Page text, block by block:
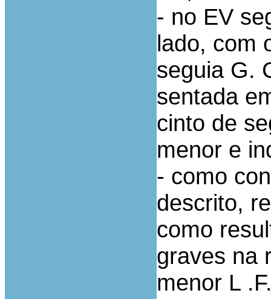
- no EV
lado, com
seguia G.
sentada
cinto de
menor e
- como
descrito,
como
graves na
menor L